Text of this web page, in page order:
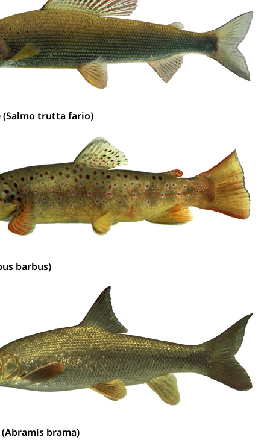
(Salmo trutta fario)
barbus)
brama)
Verrechnungssteuer, Quellensteuer,
Kirchensteuer, Gewerbesteuer, Vergnügungssteuer,
und Kapitalsteuer
Kriminalität
im Kanton Luzern